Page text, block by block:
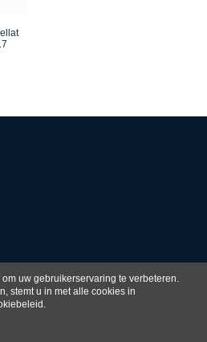
uw gebruikerservaring te verbeteren.
stemt u in met alle cookies in